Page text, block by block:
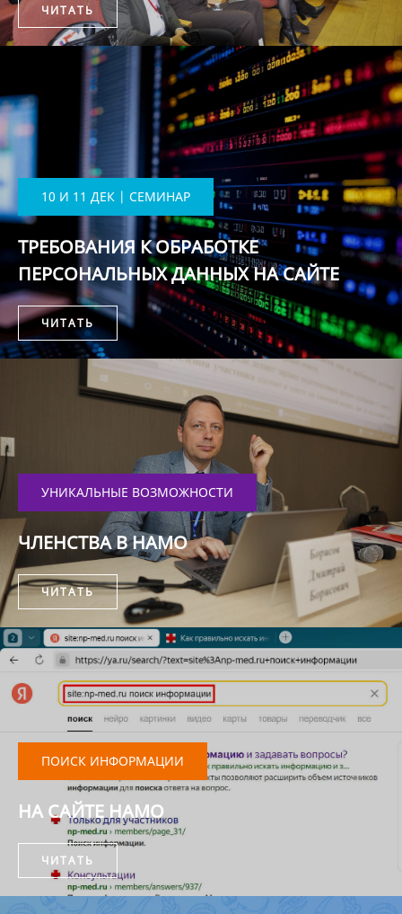
ЧИТАТЬ
10 И 11 ДЕК | СЕМИНАР
ТРЕБОВАНИЯ К ОБРАБОТКЕ
ПЕРСОНАЛЬНЫХ ДАННЫХ НА САЙТЕ
ЧИТАТЬ
УНИКАЛЬНЫЕ ВОЗМОЖНОСТИ
ЧЛЕНСТВА В НАМО
ЧИТАТЬ
ПОИСК ИНФОРМАЦИИ
НА САЙТЕ НАМО
ЧИТАТЬ